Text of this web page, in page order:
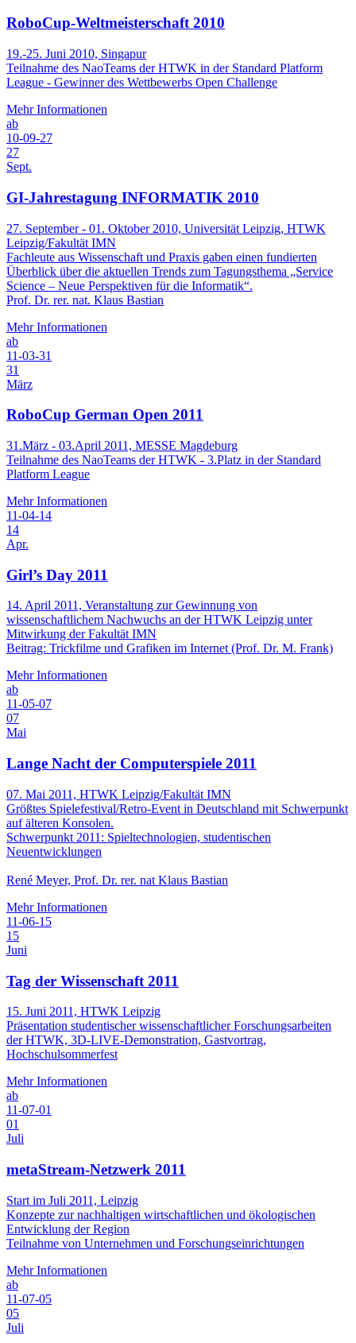
RoboCup-Weltmeisterschaft 2010
19.-25. Juni 2010, Singapur
Teilnahme des NaoTeams der HTWK in der Standard Platform
League - Gewinner des Wettbewerbs Open Challenge
Mehr Informationen
ab
10-09-27
27
Sept.
GI-Jahrestagung INFORMATIK 2010
27. September - 01. Oktober 2010, Universität Leipzig, HTWK
Leipzig/Fakultät IMN
Fachleute aus Wissenschaft und Praxis gaben einen fundierten
Überblick über die aktuellen Trends zum Tagungsthema „Service
Science – Neue Perspektiven für die Informatik“.
Prof. Dr. rer. nat. Klaus Bastian
Mehr Informationen
ab
11-03-31
31
März
RoboCup German Open 2011
31.März - 03.April 2011, MESSE Magdeburg
Teilnahme des NaoTeams der HTWK - 3.Platz in der Standard
Platform League
Mehr Informationen
11-04-14
14
Apr.
Girl’s Day 2011
14. April 2011, Veranstaltung zur Gewinnung von
wissenschaftlichem Nachwuchs an der HTWK Leipzig unter
Mitwirkung der Fakultät IMN
Beitrag: Trickfilme und Grafiken im Internet (Prof. Dr. M. Frank)
Mehr Informationen
ab
11-05-07
07
Mai
Lange Nacht der Computerspiele 2011
07. Mai 2011, HTWK Leipzig/Fakultät IMN
Größtes Spielefestival/Retro-Event in Deutschland mit Schwerpunkt
auf älteren Konsolen.
Schwerpunkt 2011: Spieltechnologien, studentischen
Neuentwicklungen
René Meyer, Prof. Dr. rer. nat Klaus Bastian
Mehr Informationen
11-06-15
15
Juni
Tag der Wissenschaft 2011
15. Juni 2011, HTWK Leipzig
Präsentation studentischer wissenschaftlicher Forschungsarbeiten
der HTWK, 3D-LIVE-Demonstration, Gastvortrag,
Hochschulsommerfest
Mehr Informationen
ab
11-07-01
01
Juli
metaStream-Netzwerk 2011
Start im Juli 2011, Leipzig
Konzepte zur nachhaltigen wirtschaftlichen und ökologischen
Entwicklung der Region
Teilnahme von Unternehmen und Forschungseinrichtungen
Mehr Informationen
ab
11-07-05
05
Juli